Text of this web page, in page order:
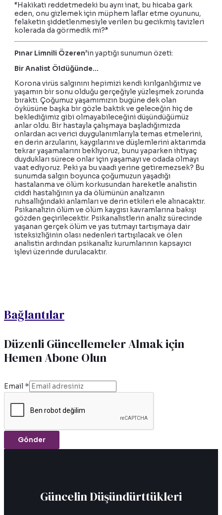
“Hakikati reddetmedeki bu aynı inat, bu hicaba gark
eden, onu gizlemek için müphem laflar etme oyununu,
felaketin şiddetlenmesiyle verilen bu gecikmiş tavizleri
kolerada da görmedik mi?”
​Pınar Limnili Özeren’in yaptığı sunumun özeti:
Bir Analist Öldüğünde…
Korona virüs salgınını hepimizi kendi kırılganlığımız ve
yaşamın bir sonu olduğu gerçeğiyle yüzleşmek zorunda
bıraktı. Çoğumuz yaşamımızın bugüne dek olan
öyküsüne başka bir gözle baktık ve geleceğin hiç de
beklediğimiz gibi olmayabileceğini düşündüğümüz
anlar oldu. Bir hastayla çalışmaya başladığımızda
onlardan acı verici duygulanımlarıyla temas etmelerini,
en derin arzularını, kaygılarını ve düşlemlerini aktarımda
tekrar yaşamalarını bekliyoruz, bunu yaparken ihtiyaç
duydukları sürece onlar için yaşamayı ve odada olmayı
vaat ediyoruz. Peki ya bu vaadi yerine getiremezsek? Bu
sunumda salgın boyunca çoğumuzun yaşadığı
hastalanma ve ölüm korkusundan hareketle analistin
ciddi hastalığının ya da ölümünün analizanın
ruhsallığındaki anlamları ve derin etkileri ele alınacaktır.
Psikanalizin ölüm ve ölüm kaygısı kavramlarına bakışı
gözden geçirilecektir. Psikanalistlerin analiz sürecinde
yaşanan gerçek ölüm ve yas tutmayı tartışmaya dair
isteksizliğinin olası nedenleri tartışılacak ve ölen
analistin ardından psikanaliz kurumlarının kapsayıcı
işlevi üzerinde durulacaktır.
Bağlantılar
Düzenli Güncellemeler Almak için
Hemen Abone Olun
Email *
Gönder
Güncelin Düşündürttükleri